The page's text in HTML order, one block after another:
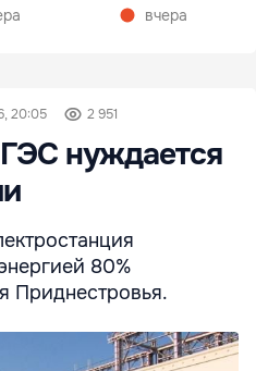
вчера
20:05 2 951
нуждается
80%
Приднестровья.